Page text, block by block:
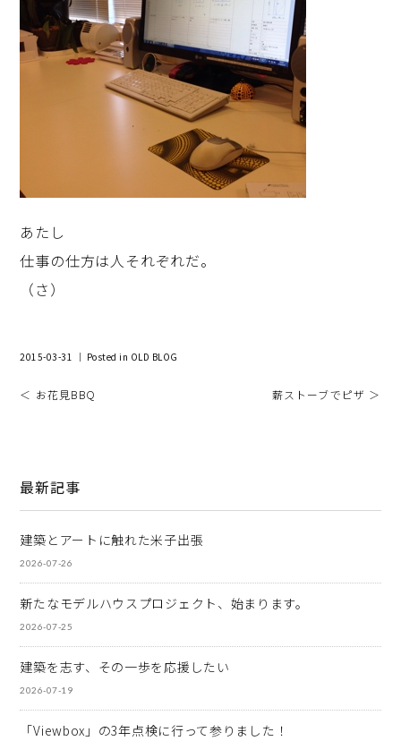
あたし
仕事の仕方は人それぞれだ。
（さ）
2015-03-31 ｜ Posted in OLD BLOG
＜ お花見BBQ 薪ストーブでピザ ＞
最新記事
建築とアートに触れた米子出張
2026-07-26
新たなモデルハウスプロジェクト、始まります。
2026-07-25
建築を志す、その一歩を応援したい
2026-07-19
「Viewbox」の3年点検に行って参りました！